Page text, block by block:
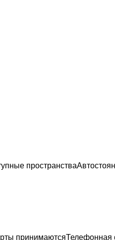
пространства
принимаютсяТелефонная